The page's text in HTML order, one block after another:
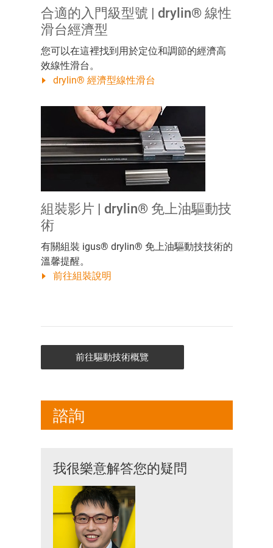
合適的入門級型號 | drylin® 線性
滑台經濟型
您可以在這裡找到用於定位和調節的經濟高
效線性滑台。
drylin® 經濟型線性滑台
組裝影片 | drylin® 免上油驅動技
術
有關組裝 igus® drylin® 免上油驅動技技術的
溫馨提醒。
前往組裝說明
前往驅動技術概覽
諮詢
我很樂意解答您的疑問